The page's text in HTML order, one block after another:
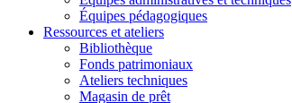
Équipes pédagogiques
Ressources et ateliers
Bibliothèque
Fonds patrimoniaux
Ateliers techniques
Magasin de prêt